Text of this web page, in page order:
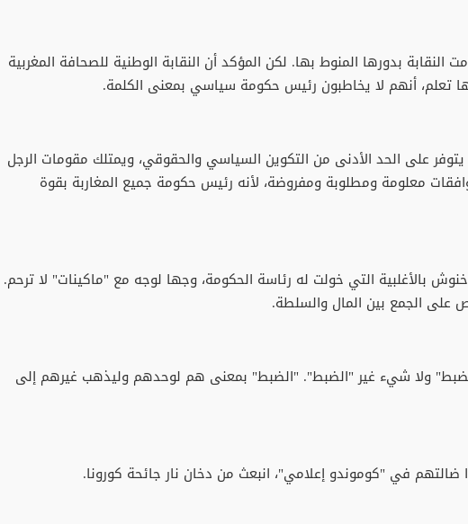
النقابة بدورها المنوط بها. لكن المؤكد أن النقابة الوطنية للصحافة المغربية
تعلم، أنهم لا يخاطبون رئيس حكومة سياسي بمعنى الكلمة.
على الحد الأدنى من التكوين السياسي والحقوقي، ويمتلك مقومات الرجل
معلومة ومطلوبة ومفروضة، لأنه رئيس حكومة جميع المغاربة بقوة
بالأغلبية التي خولت له رئاسة الحكومة، وجها لوجه مع "ماكينات" لا ترحم.
على الجمع بين المال والسلطة.
ولا شيء غير "الضبط". "الضبط" بمعنى هم لوحدهم وليذهب غيرهم إلى
ضالتهم في "كوموندو إعلامي"، انبعث من دخان نار جائحة كورونا.